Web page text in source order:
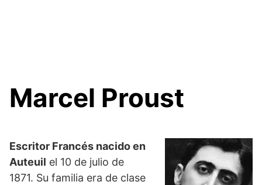
Marcel Proust
Escritor Francés nacido en
Auteuil el 10 de julio de
1871. Su familia era de clase